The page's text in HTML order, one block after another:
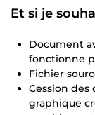
Et si je
Document
fonctionne
Fichier
Cession
graphique